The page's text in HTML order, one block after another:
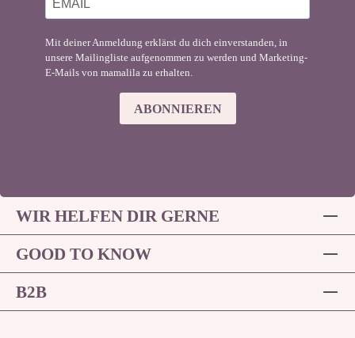
Mit deiner Anmeldung erklärst du dich einverstanden, in
unsere Mailingliste aufgenommen zu werden und Marketing-
E-Mails von mamalila zu erhalten.
ABONNIEREN
WIR HELFEN DIR GERNE
GOOD TO KNOW
B2B